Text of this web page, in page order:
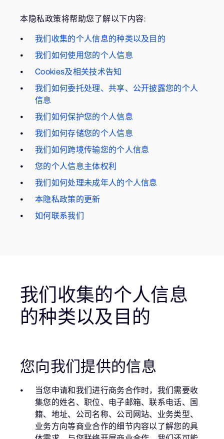
本隐私政策将帮助您了解以下内容:
我们收集的个人信息的种类以及目的
我们如何使用您的个人信息
Cookies及相关技术告知
我们如何委托处理、共享、公开披露您的个人
信息
我们如何保护您的个人信息
我们如何存储您的个人信息
我们如何跨境传输您的个人信息
您的个人信息主体权利
我们如何处理未成年人的个人信息
本隐私政策的更新
如何联系我们
我们收集的个人信息
的种类以及目的
您向我们提供的信息
当您申请和我们进行商务合作时，我们需要收
集您的姓名、职位、电子邮箱、联系电话、国
籍、地址、公司名称、公司网站、业务类型、
业务方向等商业合作的细节内容以了解您的具